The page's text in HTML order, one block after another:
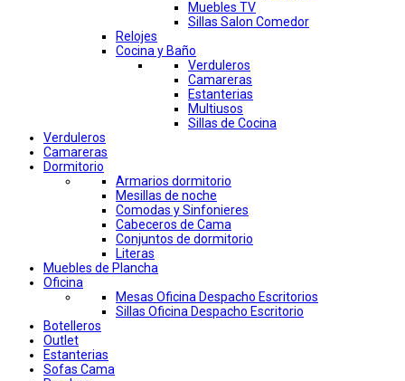
Muebles TV
Sillas Salon Comedor
Relojes
Cocina y Baño
Verduleros
Camareras
Estanterias
Multiusos
Sillas de Cocina
Verduleros
Camareras
Dormitorio
Armarios dormitorio
Mesillas de noche
Comodas y Sinfonieres
Cabeceros de Cama
Conjuntos de dormitorio
Literas
Muebles de Plancha
Oficina
Mesas Oficina Despacho Escritorios
Sillas Oficina Despacho Escritorio
Botelleros
Outlet
Estanterias
Sofas Cama